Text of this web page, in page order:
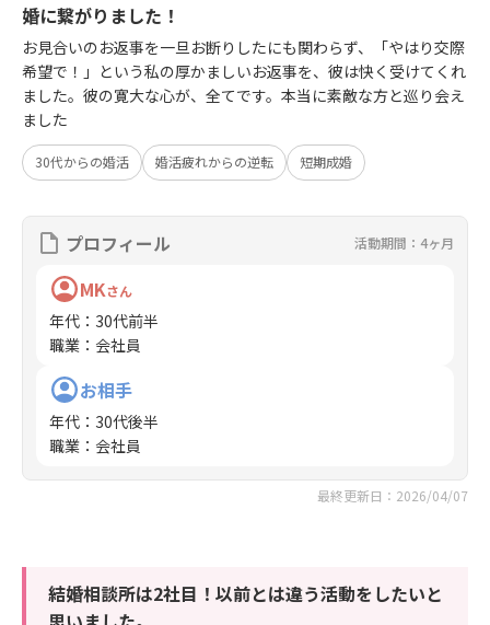
婚に繋がりました！
お見合いのお返事を一旦お断りしたにも関わらず、「やはり交際
希望で！」という私の厚かましいお返事を、彼は快く受けてくれ
ました。彼の寛大な心が、全てです。本当に素敵な方と巡り会え
ました
30代からの婚活 婚活疲れからの逆転 短期成婚
プロフィール 活動期間：4ヶ月
MKさん
年代 ： 30代前半
職業 ： 会社員
お相手
年代 ： 30代後半
職業 ： 会社員
最終更新日：2026/04/07
結婚相談所は2社目！以前とは違う活動をしたいと